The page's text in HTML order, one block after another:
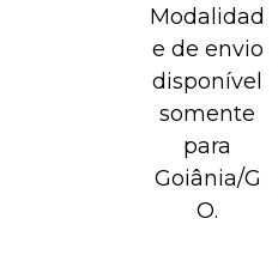
Modalidad
e de envio
disponível
somente
para
Goiânia/G
O.